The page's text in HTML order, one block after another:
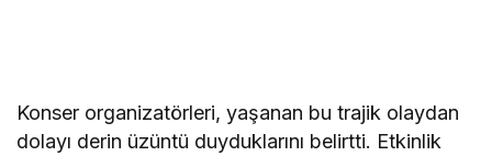
Konser organizatörleri, yaşanan bu trajik olaydan
dolayı derin üzüntü duyduklarını belirtti. Etkinlik